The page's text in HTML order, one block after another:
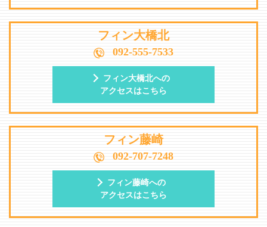
フィン大橋北
092-555-7533
フィン大橋北への
アクセスはこちら
フィン藤崎
092-707-7248
フィン藤崎への
アクセスはこちら